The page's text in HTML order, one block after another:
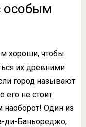
особым
хороши, чтобы
их древними
город называют
его не стоит
Один из
ди-Баньореджо,